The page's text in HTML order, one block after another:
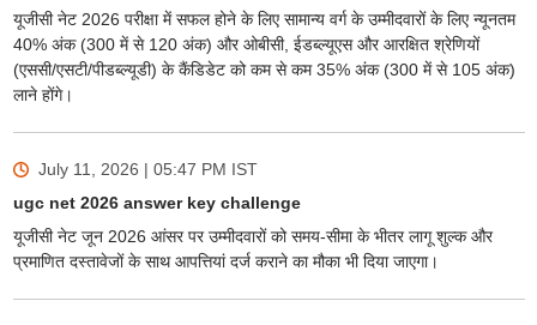
यूजीसी नेट 2026 परीक्षा में सफल होने के लिए सामान्य वर्ग के उम्मीदवारों के लिए न्यूनतम
40% अंक (300 में से 120 अंक) और ओबीसी, ईडब्ल्यूएस और आरक्षित श्रेणियों
(एससी/एसटी/पीडब्ल्यूडी) के कैंडिडेट को कम से कम 35% अंक (300 में से 105 अंक)
लाने होंगे।
July 11, 2026 | 05:47 PM IST
ugc net 2026 answer key challenge
यूजीसी नेट जून 2026 आंसर पर उम्मीदवारों को समय-सीमा के भीतर लागू शुल्क और
प्रमाणित दस्तावेजों के साथ आपत्तियां दर्ज कराने का मौका भी दिया जाएगा।